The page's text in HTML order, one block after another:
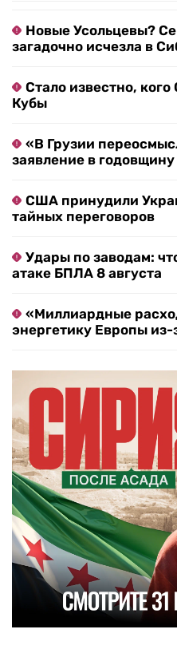
Новые Усольцевы?
загадочно исчезла в
Стало известно,
Кубы
«В Грузии
заявление в
США принудили
тайных переговоров
Удары по заводам:
атаке БПЛА 8 августа
«Миллиардные
энергетику Европы